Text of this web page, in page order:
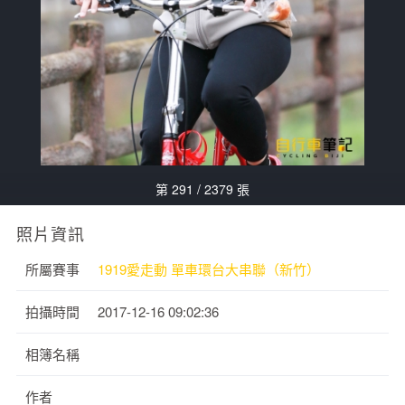
第 291 / 2379 張
照片資訊
所屬賽事 1919愛走動 單車環台大串聯（新竹）
拍攝時間 2017-12-16 09:02:36
相簿名稱
作者